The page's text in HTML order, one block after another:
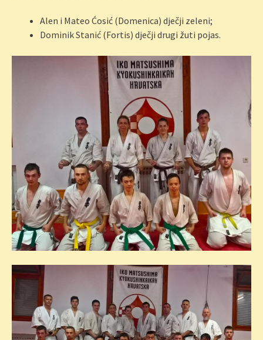
Alen i Mateo Ćosić (Domenica) dječji zeleni;
Dominik Stanić (Fortis) dječji drugi žuti pojas.